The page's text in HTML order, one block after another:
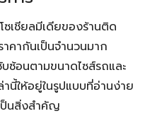
เชียลมีเดียของร้านติด
คากันเป็นจำนวนมาก
ซ้อนตามขนาดไซส์รถและ
นี้ให้อยู่ในรูปแบบที่อ่านง่าย
ป็นสิ่งสำคัญ